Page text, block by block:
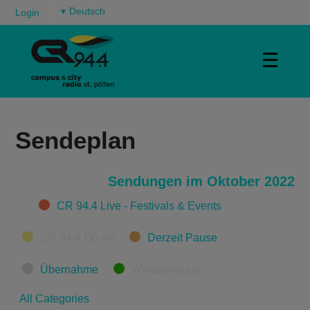
Login ▾
☰
Sendeplan
Sendungen im Oktober 2022
CategoriesCR 94.4 Live - Festivals & Events
Derzeit Pause
Übernahme
All Categories